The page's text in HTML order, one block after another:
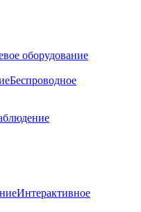
оборудование
Беспроводное
Интерактивное